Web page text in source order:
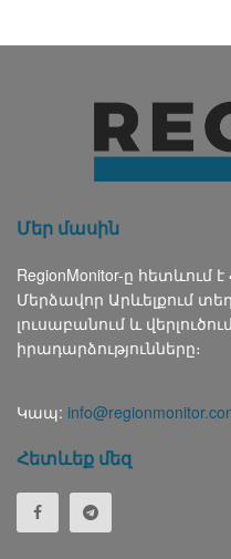
Մեր մասին
RegionMonitor-ը
Մերձավոր Արևելքում
լուսաբանում և
իրադարձությունները։
Կապ:
Հետևեք մեզ